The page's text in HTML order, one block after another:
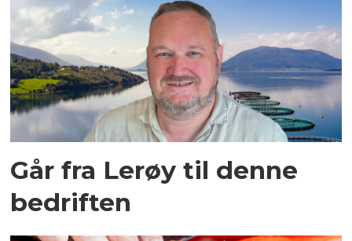
Går fra Lerøy til denne
bedriften